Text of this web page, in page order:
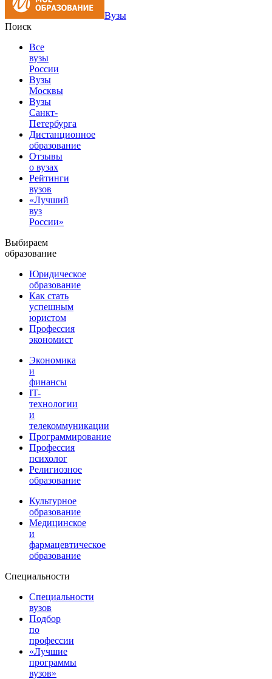
Вузы
Поиск
Все
вузы
России
Вузы
Москвы
Вузы
Санкт-
Петербурга
Дистанционное
образование
Отзывы
о вузах
Рейтинги
вузов
«Лучший
вуз
России»
Выбираем
образование
Юридическое
образование
Как стать
успешным
юристом
Профессия
экономист
Экономика
и
финансы
IT-
технологии
и
телекоммуникации
Программирование
Профессия
психолог
Религиозное
образование
Культурное
образование
Медицинское
и
фармацевтическое
образование
Специальности
Специальности
вузов
Подбор
по
профессии
«Лучшие
программы
вузов»